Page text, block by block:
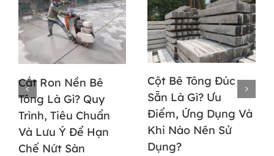
Cắt Ron Nền Bê
Tông Là Gì? Quy
Trình, Tiêu Chuẩn
Và Lưu Ý Để Hạn
Chế Nứt Sàn
Cột Bê Tông Đúc
Sẵn Là Gì? Ưu
Điểm, Ứng Dụng Và
Khi Nào Nên Sử
Dụng?